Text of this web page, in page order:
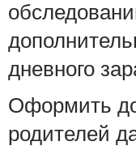
дневного
Оформить
родителей